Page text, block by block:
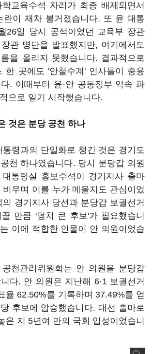
교육수석 자리가 최종 배제되면서
란이 재차 불거졌습니다. 또 윤 대통
26일 당시 공석이었던 교육부 장관
관 명단을 발표했지만, 여기에서도
을 올리지 못했습니다. 결과적으로
한 곳에도 '안철수계' 인사들이 중용
. 이때부터 윤·안 공동정부 약속 파
으로 일기 시작했습니다.
것은 분당 공천 하나
령과의 단일화로 챙긴 것은 경기도
천 하나였습니다. 당시 분당갑 의원
통령실 홍보수석이 경기지사 출마
우며 이를 누가 메울지도 관심이었
경기지사 당선과 분당갑 보궐선거
만큼 '덩치 큰 후보'가 필요했습니
이에 적합한 인물이 안 의원이었습
천관리위원회는 안 의원을 분당갑
다. 안 의원은 지난해 6·1 보궐선거
율 62.50%를 기록하며 37.49%를 얻
후보에 압승했습니다. 대선 출마로
은 지 5년여 만의 국회 입성이었습니